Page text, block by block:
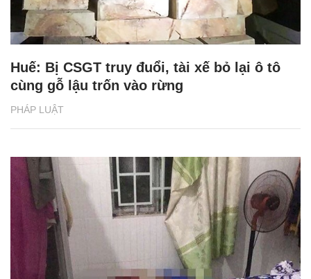
PHÁP LUẬT
Huế: Bị CSGT truy đuổi, tài xế bỏ lại ô tô
cùng gỗ lậu trốn vào rừng